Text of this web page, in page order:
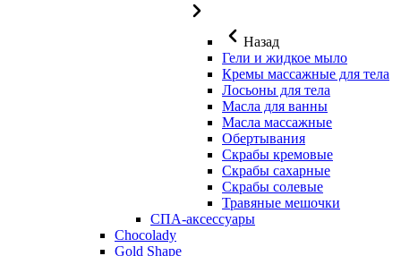
Назад
Гели и жидкое мыло
Кремы массажные для тела
Лосьоны для тела
Масла для ванны
Масла массажные
Обертывания
Скрабы кремовые
Скрабы сахарные
Скрабы солевые
Травяные мешочки
СПА-аксессуары
Chocolady
Gold Shape